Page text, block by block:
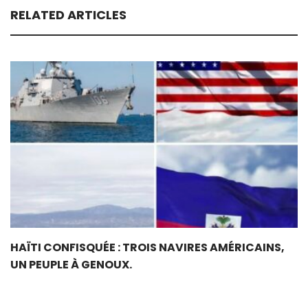
RELATED ARTICLES
HAÏTI CONFISQUÉE : TROIS NAVIRES AMÉRICAINS,
UN PEUPLE À GENOUX.